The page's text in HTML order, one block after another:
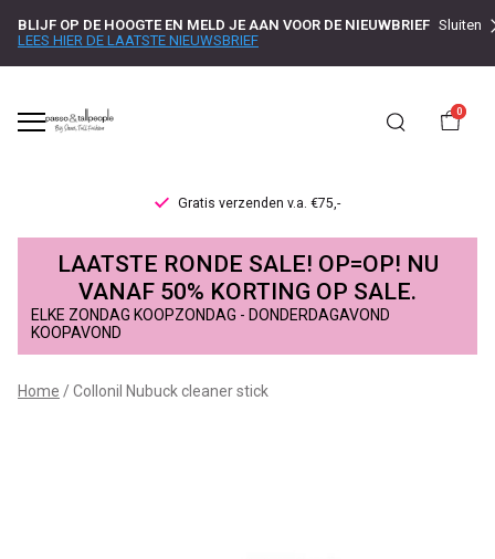
BLIJF OP DE HOOGTE EN MELD JE AAN VOOR DE NIEUWBRIEF
LEES HIER DE LAATSTE NIEUWSBRIEF
Sluiten
0
Gratis verzenden v.a. €75,-
Collonil
Nubuck
cleaner
stick
LAATSTE RONDE SALE! OP=OP! NU
VANAF 50% KORTING OP SALE.
ELKE ZONDAG KOOPZONDAG - DONDERDAGAVOND
KOOPAVOND
Home Collonil Nubuck cleaner stick